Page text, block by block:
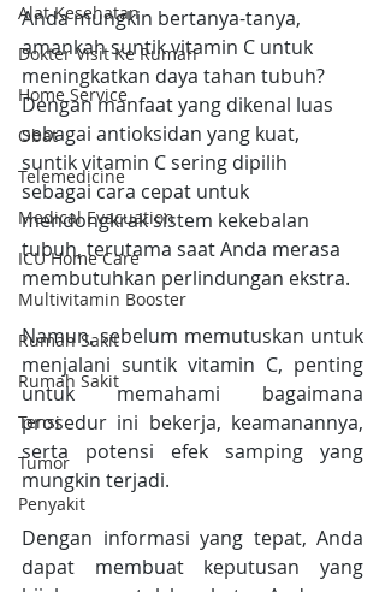
Alat Kesehatan
Dokter Visit Ke Rumah
Home Service
Obat
Telemedicine
Medical Evacuation
ICU Home Care
Multivitamin Booster
Rumah Sakit
Rumah Sakit
Tensi
Tumor
Penyakit
Anda mungkin bertanya-tanya,
amankah suntik vitamin C untuk
meningkatkan daya tahan tubuh?
Dengan manfaat yang dikenal luas
sebagai antioksidan yang kuat,
suntik vitamin C sering dipilih
sebagai cara cepat untuk
mendongkrak sistem kekebalan
tubuh, terutama saat Anda merasa
membutuhkan perlindungan ekstra.
Namun, sebelum memutuskan untuk
menjalani suntik vitamin C, penting
untuk memahami bagaimana
prosedur ini bekerja, keamanannya,
serta potensi efek samping yang
mungkin terjadi.
Dengan informasi yang tepat, Anda
dapat membuat keputusan yang